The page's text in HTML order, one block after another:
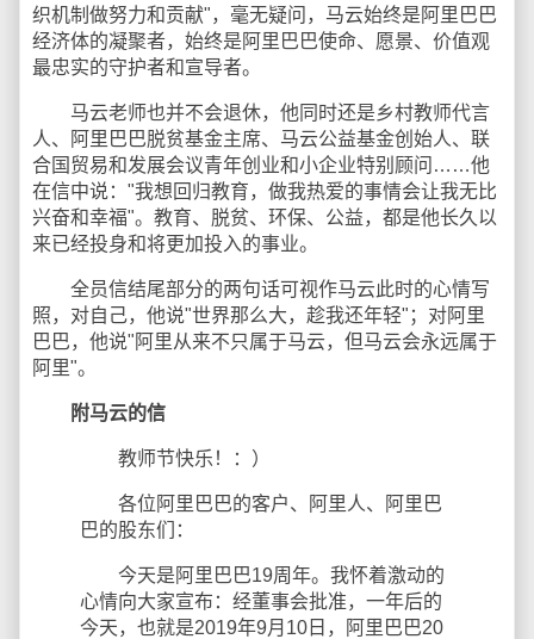
织机制做努力和贡献"，毫无疑问，马云始终是阿里巴巴
经济体的凝聚者，始终是阿里巴巴使命、愿景、价值观
最忠实的守护者和宣导者。
马云老师也并不会退休，他同时还是乡村教师代言
人、阿里巴巴脱贫基金主席、马云公益基金创始人、联
合国贸易和发展会议青年创业和小企业特别顾问……他
在信中说："我想回归教育，做我热爱的事情会让我无比
兴奋和幸福"。教育、脱贫、环保、公益，都是他长久以
来已经投身和将更加投入的事业。
全员信结尾部分的两句话可视作马云此时的心情写
照，对自己，他说"世界那么大，趁我还年轻"；对阿里
巴巴，他说"阿里从来不只属于马云，但马云会永远属于
阿里"。
附马云的信
教师节快乐！：）
各位阿里巴巴的客户、阿里人、阿里巴
巴的股东们：
今天是阿里巴巴19周年。我怀着激动的
心情向大家宣布：经董事会批准，一年后的
今天，也就是2019年9月10日，阿里巴巴20